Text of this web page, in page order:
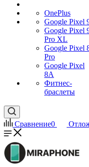
OnePlus
Google Pixel
Google Pixel
Pro XL
Google Pixel
Pro
Google Pixel
8A
Фитнес-
браслеты
Сравнение0